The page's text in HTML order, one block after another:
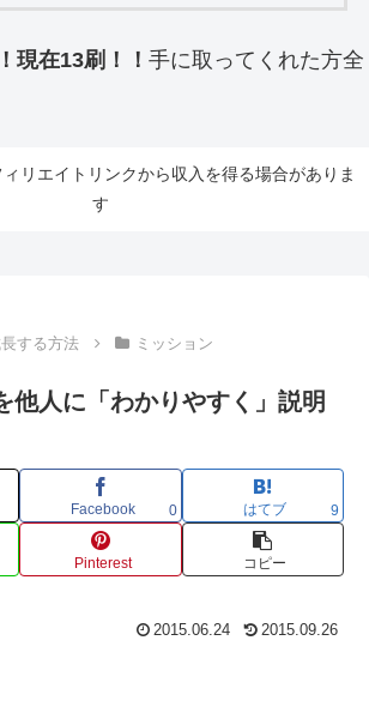
現在13刷！！ 手に取ってくれた方全
ィリエイトリンクから収入を得る場合がありま
す
する方法 ミッション
他人に「わかりやすく」説明
Facebook 0 はてブ 9
Pinterest コピー
2015.06.24 2015.09.26